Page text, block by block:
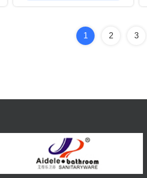
1 2 3